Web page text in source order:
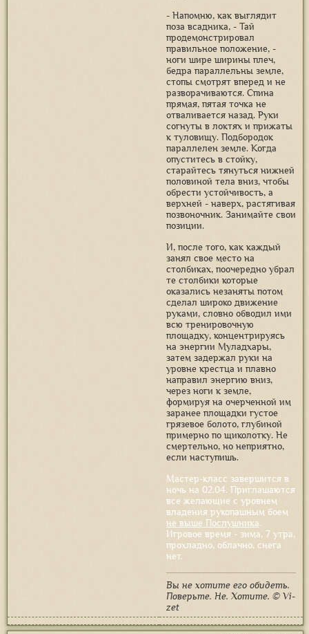
- Напомню, как выглядит
поза всадника, - Тай
продемонстрировал
правильное положение, -
ноги шире ширины плеч,
бедра параллельны земле,
стопы смотрят вперед и не
разворачиваются. Спина
прямая, пятая точка не
отваливается назад. Руки
согнуты в локтях и прижаты
к туловищу. Подбородок
параллелен земле. Когда
опуститесь в стойку,
старайтесь тянуться нижней
половиной тела вниз, чтобы
обрести устойчивость, а
верхней - наверх, растягивая
позвоночник. Занимайте свои
позиции.
И, после того, как каждый
занял свое место на
столбиках, поочередно убрал
те столбики которые
оказались незаняты потом
сделал широко движение
руками, словно обводил ими
всю тренировочную
площадку, концентрируясь
на энергии Муладхары,
затем задержал руки на
уровне крестца и плавно
направил энергию вниз,
через ноги к земле,
формируя на очерченной им
заранее площадки густое
грязевое болото, глубиной
примерно по щиколотку. Не
смертельно, но неприятно,
если наступишь.
Мастер-класс завершится в
ночь на 02.04. Приглашаются
все желающие с уровнем
владения рукопашным боем
не выше Послушника.
Игровое время - зима, 7 утра,
прохладно, облачно, снега
нет.
Вы не хотите его обидеть.
Поверьте. Не. Хотите. © Vi-
zet